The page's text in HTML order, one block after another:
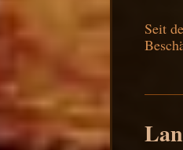
Seit